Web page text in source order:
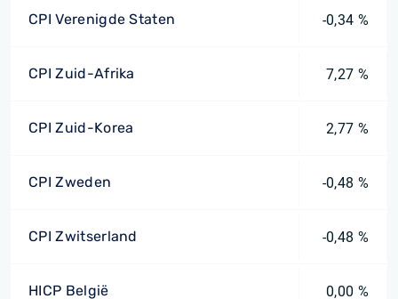
CPI Verenigde Staten -0,34 %
CPI Zuid-Afrika 7,27 %
CPI Zuid-Korea 2,77 %
CPI Zweden -0,48 %
CPI Zwitserland -0,48 %
HICP België 0,00 %